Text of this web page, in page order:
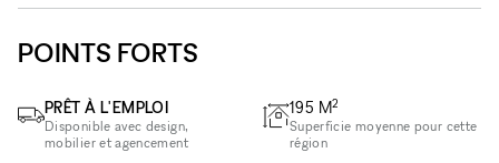
POINTS FORTS
PRÊT À L'EMPLOI
Disponible avec design,
mobilier et agencement
195 M2
Superficie moyenne pour cette
région